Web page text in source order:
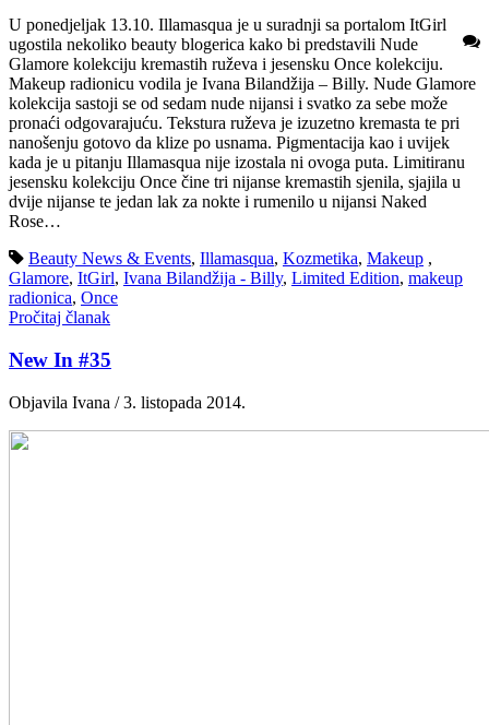
U ponedjeljak 13.10. Illamasqua je u suradnji sa portalom ItGirl
ugostila nekoliko beauty blogerica kako bi predstavili Nude
Glamore kolekciju kremastih ruževa i jesensku Once kolekciju.
Makeup radionicu vodila je Ivana Bilandžija – Billy. Nude Glamore
kolekcija sastoji se od sedam nude nijansi i svatko za sebe može
pronaći odgovarajuću. Tekstura ruževa je izuzetno kremasta te pri
nanošenju gotovo da klize po usnama. Pigmentacija kao i uvijek
kada je u pitanju Illamasqua nije izostala ni ovoga puta. Limitiranu
jesensku kolekciju Once čine tri nijanse kremastih sjenila, sjajila u
dvije nijanse te jedan lak za nokte i rumenilo u nijansi Naked
Rose…
Beauty News & Events, Illamasqua, Kozmetika, Makeup ,
Glamore, ItGirl, Ivana Bilandžija - Billy, Limited Edition, makeup
radionica, Once
Pročitaj članak
New In #35
Objavila Ivana / 3. listopada 2014.